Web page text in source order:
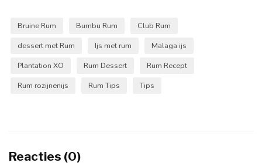
Bruine Rum Bumbu Rum
Club Rum
dessert met Rum
Ijs met rum
Malaga ijs
Plantation XO
Rum Dessert
Rum Recept
Rum rozijnenijs
Rum Tips Tips
Reacties (0)